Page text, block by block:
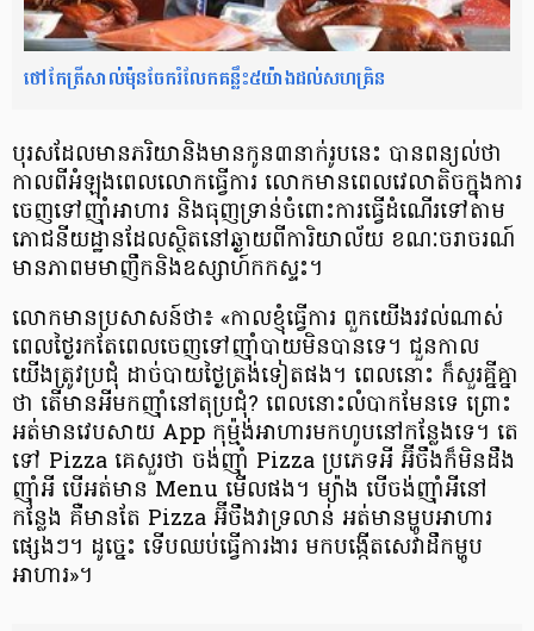
ថៅកែ​ត្រី​សាល់ម៉ុន​​ចែករំលែក​គន្លឹះ​៥​យ៉ាង​ដល់​សហគ្រិន
បុរស​ដែល​មាន​ភរិយា​និង​មាន​កូន​​៣​​នាក់​រូប​​នេះ បាន​​ពន្យល់​​ថា
កាល​​ពី​អំឡុង​​ពេល​លោក​ធ្វើការ លោក​មាន​ពេល​វេលា​តិច​ក្នុង​ការ​
ចេញ​ទៅ​ញ៉ាំ​អាហារ និង​ធុញ​ទ្រាន់​ចំពោះ​ការ​ធ្វើ​ដំណើរ​ទៅ​តាម​
ភោជនីយដ្ឋាន​ដែល​ស្ថិត​នៅ​ឆ្ងាយ​ពី​ការិយាល័យ ខណៈ​ចរាចរណ៍​
មាន​ភាព​មមាញឹក​និង​ឧស្សាហ៍​កក​ស្ទះ។
លោក​មាន​ប្រសាសន៍​ថា៖ «កាល​ខ្ញុំ​ធ្វើការ ពួក​យើង​រវល់​ណាស់
ពេល​ថ្ងៃ​រក​តែ​ពេល​ចេញ​ទៅ​ញ៉ាំ​បាយ​មិន​បាន​ទេ។ ជួន​កាល
យើង​ត្រូវ​ប្រជុំ ដាច់​បាយ​ថ្ងៃ​ត្រង់​ទៀត​ផង។ ពេល​នោះ ក៏​សួរ​គ្នីគ្នា​
ថា តើ​មាន​អី​មក​ញ៉ាំ​នៅ​តុ​ប្រជុំ? ពេលនោះ​លំបាក​មែន​ទេ ព្រោះ​
អត់​មាន​វេបសាយ App កុម៉្មង់​អាហារ​មក​ហូប​នៅ​កន្លែង​ទេ។ តេ​
ទៅ Pizza គេ​សួរ​ថា ចង់​ញ៉ាំ Pizza ប្រភេទ​អី អ៊ីចឹង​​ក៏​មិន​ដឹង​
ញ៉ាំអី បើ​អត់​មាន Menu មើល​ផង។ ម្យ៉ាង បើ​ចង់​ញ៉ាំ​អី​នៅ​
កន្លែង គឺ​មាន​តែ Pizza អ៊ីចឹង​វា​ទ្រលាន់ អត់​មាន​ម្ហូប​អាហារ​
ផ្សេងៗ។ ដូច្នេះ ទើប​ឈប់​ធ្វើ​ការងារ មក​បង្កើត​សេវា​ដឹក​ម្ហូប​
អាហារ»។